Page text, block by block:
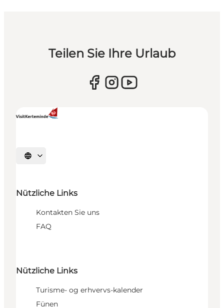
Teilen Sie Ihre Urlaub
Sprache auswählen
Nützliche Links
Kontakten Sie uns
FAQ
Nützliche Links
Turisme- og erhvervs-kalender
Fünen